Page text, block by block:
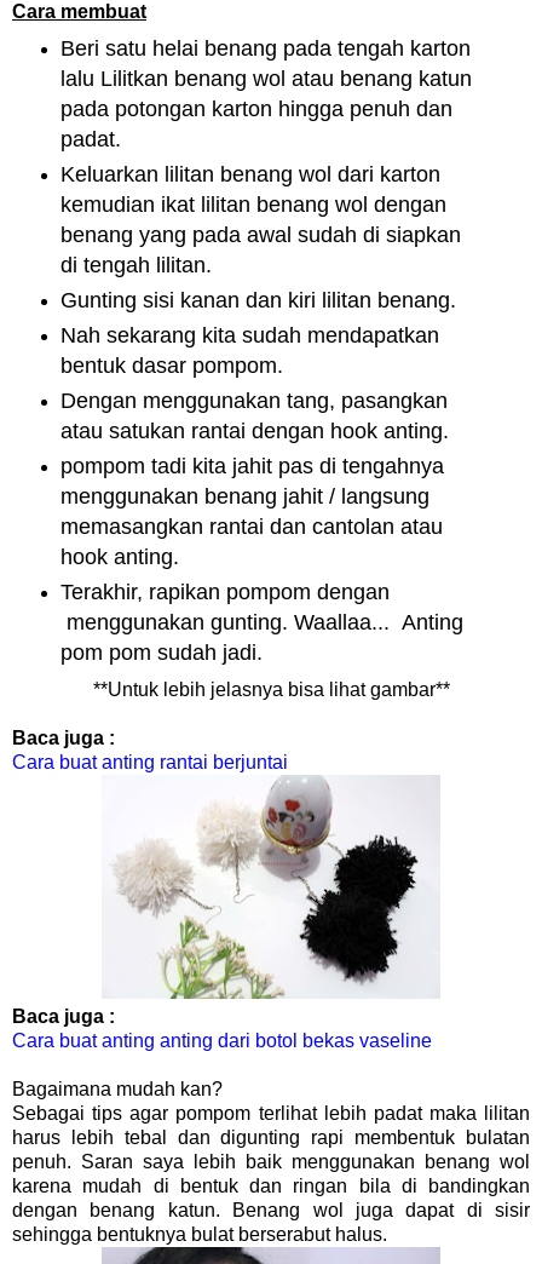
Cara membuat
Beri satu helai benang pada tengah karton
lalu Lilitkan benang wol atau benang katun
pada potongan karton hingga penuh dan
padat.
Keluarkan lilitan benang wol dari karton
kemudian ikat lilitan benang wol dengan
benang yang pada awal sudah di siapkan
di tengah lilitan.
Gunting sisi kanan dan kiri lilitan benang.
Nah sekarang kita sudah mendapatkan
bentuk dasar pompom.
Dengan menggunakan tang, pasangkan
atau satukan rantai dengan hook anting.
pompom tadi kita jahit pas di tengahnya
menggunakan benang jahit / langsung
memasangkan rantai dan cantolan atau
hook anting.
Terakhir, rapikan pompom dengan
menggunakan gunting. Waallaa... Anting
pom pom sudah jadi.
**Untuk lebih jelasnya bisa lihat gambar**
Baca juga :
Cara buat anting rantai berjuntai
Baca juga :
Cara buat anting anting dari botol bekas vaseline
Bagaimana mudah kan?
Sebagai tips agar pompom terlihat lebih padat maka lilitan
harus lebih tebal dan digunting rapi membentuk bulatan
penuh. Saran saya lebih baik menggunakan benang wol
karena mudah di bentuk dan ringan bila di bandingkan
dengan benang katun. Benang wol juga dapat di sisir
sehingga bentuknya bulat berserabut halus.